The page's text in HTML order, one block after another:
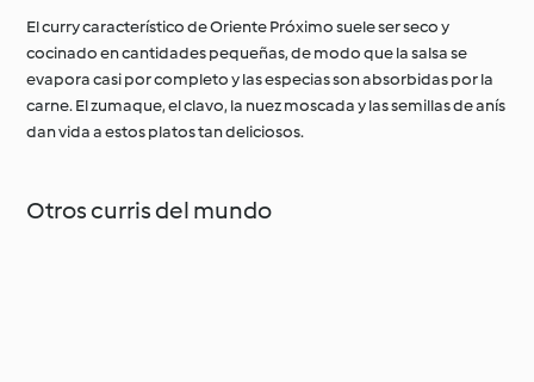
El curry característico de Oriente Próximo suele ser seco y
cocinado en cantidades pequeñas, de modo que la salsa se
evapora casi por completo y las especias son absorbidas por la
carne. El zumaque, el clavo, la nuez moscada y las semillas de anís
dan vida a estos platos tan deliciosos.
Otros curris del mundo